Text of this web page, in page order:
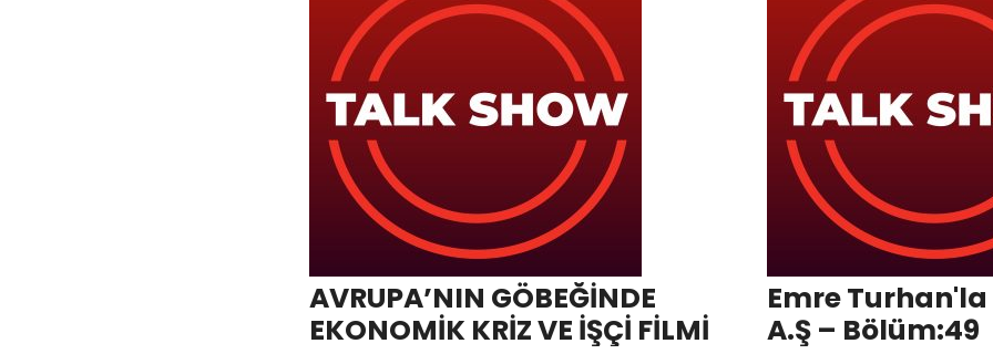
AVRUPA’NIN GÖBEĞİNDE
EKONOMİK KRİZ VE İŞÇİ FİLMİ
Emre
A.Ş – Bölüm:49